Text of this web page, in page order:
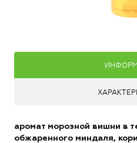
аромат морозной вишни в
обжаренного миндаля,